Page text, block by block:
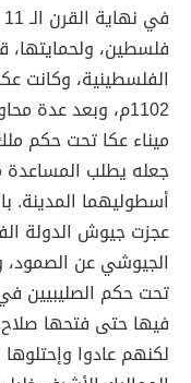
فلسطين، ولحمايتها،
الفلسطينية، وكانت
1102م، وبعد عدة
ميناء عكا تحت حكم
جعله يطلب المساعدة
أسطوليهما المدينة.
عجزت جيوش الدولة
الجيوشي عن
لكنهم عادوا